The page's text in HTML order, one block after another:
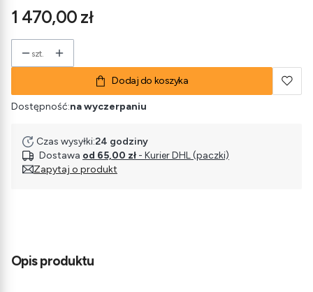
Cena
1 470,00 zł
szt.
Dodaj do koszyka
Dostępność:na wyczerpaniu
Czas wysyłki:24 godziny
Dostawa od 65,00 zł - Kurier DHL (paczki)
Zapytaj o produkt
Opis produktu